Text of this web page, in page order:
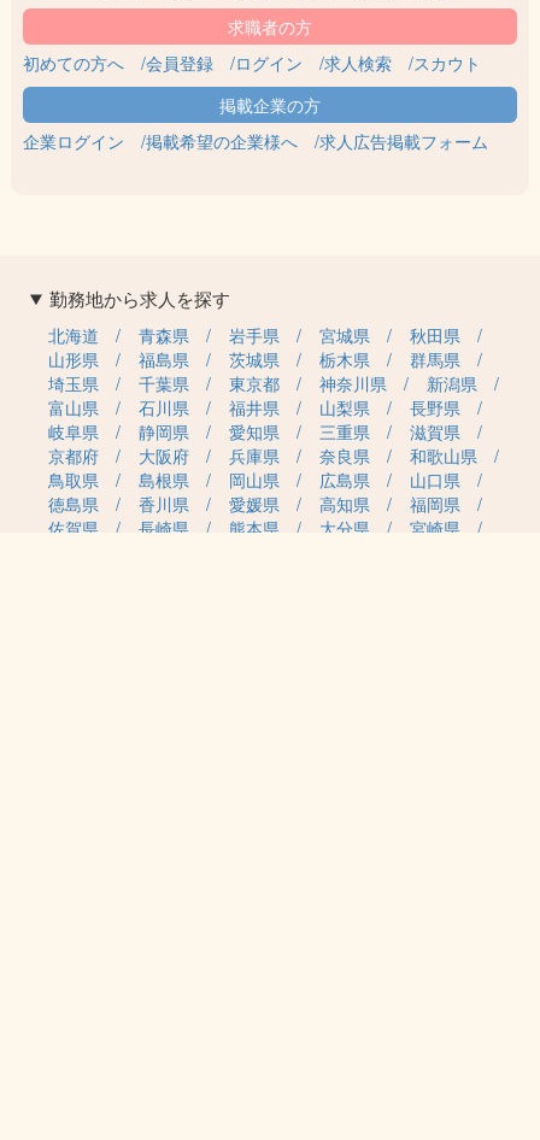
初めての方へ 会員登録 ログイン 求人検索 スカウト
企業ログイン 掲載希望の企業様へ 求人広告掲載フォーム
勤務地から求人を探す
北海道 青森県 岩手県 宮城県
秋田県
山形県
福島県 茨城県 栃木県
群馬県
埼玉県
千葉県 東京都 神奈川県
新潟県
富山県
石川県 福井県 山梨県
長野県
岐阜県
静岡県 愛知県 三重県
滋賀県
京都府
大阪府 兵庫県 奈良県
和歌山県
鳥取県
島根県 岡山県 広島県
山口県
徳島県
香川県 愛媛県 高知県
福岡県
佐賀県
長崎県 熊本県 大分県
宮崎県